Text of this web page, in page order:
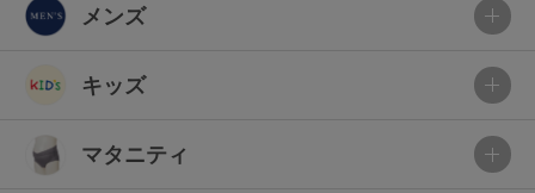
メンズ
キッズ
マタニティ